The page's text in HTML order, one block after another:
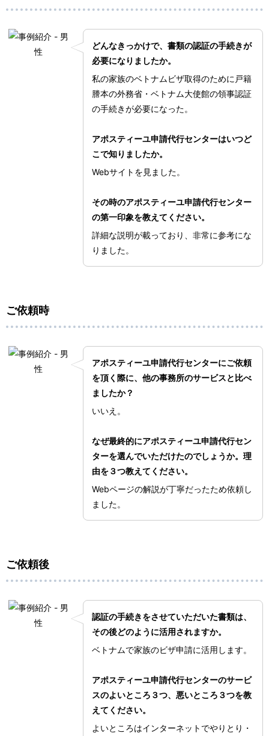
どんなきっかけで、書類の認証の手続きが
必要になりましたか。
私の家族のベトナムビザ取得のために戸籍
謄本の外務省・ベトナム大使館の領事認証
の手続きが必要になった。
アポスティーユ申請代行センターはいつど
こで知りましたか。
Webサイトを見ました。
その時のアポスティーユ申請代行センター
の第一印象を教えてください。
詳細な説明が載っており、非常に参考にな
りました。
ご依頼時
アポスティーユ申請代行センターにご依頼
を頂く際に、他の事務所のサービスと比べ
ましたか？
いいえ。
なぜ最終的にアポスティーユ申請代行セン
ターを選んでいただけたのでしょうか。理
由を３つ教えてください。
Webページの解説が丁寧だったため依頼し
ました。
ご依頼後
認証の手続きをさせていただいた書類は、
その後どのように活用されますか。
ベトナムで家族のビザ申請に活用します。
アポスティーユ申請代行センターのサービ
スのよいところ３つ、悪いところ３つを教
えてください。
よいところはインターネットでやりとり・